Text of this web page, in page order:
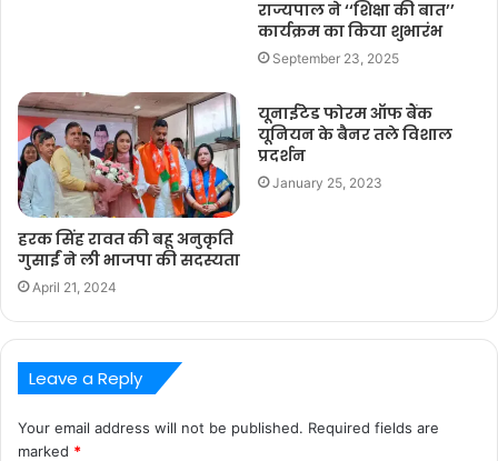
राज्यपाल ने ‘‘शिक्षा की बात’’
कार्यक्रम का किया शुभारंभ
September 23, 2025
हरक सिंह रावत की बहू अनुकृति
गुसाईं ने ली भाजपा की सदस्यता
April 21, 2024
यूनाईटेड फोरम ऑफ बैंक
यूनियन के बैनर तले विशाल
प्रदर्शन
January 25, 2023
Leave a Reply
Your email address will not be published. Required fields are
marked *